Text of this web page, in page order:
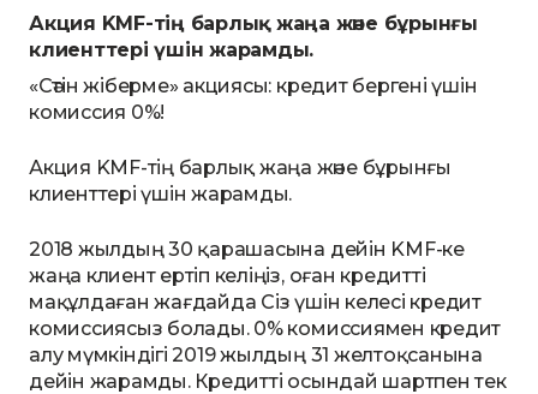
Акция KMF-тің барлық жаңа және бұрынғы
клиенттері үшін жарамды.
«Сәтін жіберме» акциясы: кредит бергені үшін
комиссия 0%!
Акция KMF-тің барлық жаңа және бұрынғы
клиенттері үшін жарамды.
2018 жылдың 30 қарашасына дейін KMF-ке
жаңа клиент ертіп келіңіз, оған кредитті
мақұлдаған жағдайда Сіз үшін келесі кредит
комиссиясыз болады. 0% комиссиямен кредит
алу мүмкіндігі 2019 жылдың 31 желтоқсанына
дейін жарамды. Кредитті осындай шартпен тек